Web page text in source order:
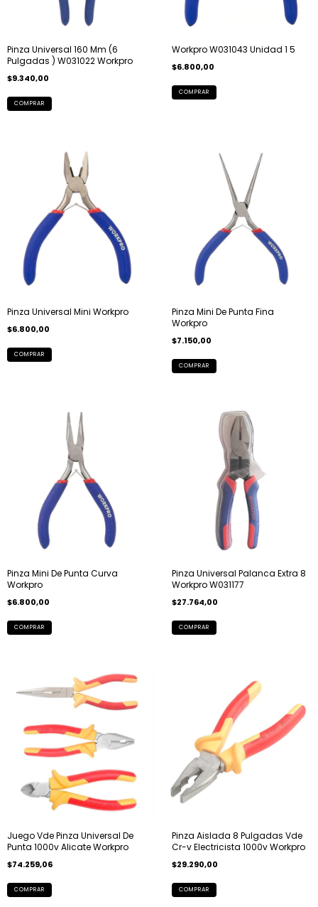
Pinza Universal 160 Mm (6
Pulgadas ) W031022 Workpro
$9.340,00
Workpro W031043 Unidad 1 5
$6.800,00
Pinza Universal Mini Workpro
$6.800,00
Pinza Mini De Punta Fina
Workpro
$7.150,00
Pinza Mini De Punta Curva
Workpro
$6.800,00
Pinza Universal Palanca Extra 8
Workpro W031177
$27.764,00
Juego Vde Pinza Universal De
Punta 1000v Alicate Workpro
$74.259,06
Pinza Aislada 8 Pulgadas Vde
Cr-v Electricista 1000v Workpro
$29.290,00